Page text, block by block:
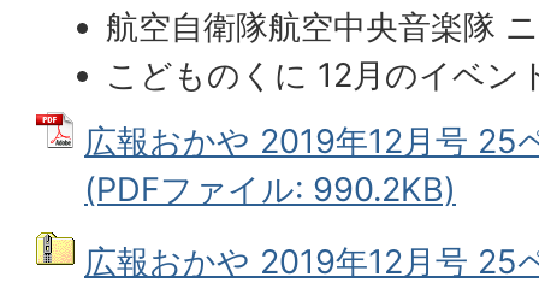
航空自衛隊航空中央音楽隊
こどものくに 12月のイベン
広報おかや 2019年12月号 25
(PDFファイル: 990.2KB)
広報おかや 2019年12月号 25